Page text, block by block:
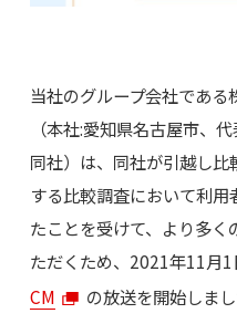
当社のグループ会社であ
（本社:愛知県名古屋市、
同社）は、同社が引越し
する比較調査において利
たことを受けて、より多
ただくため、2021年11月1
CM
の放送を開始しま